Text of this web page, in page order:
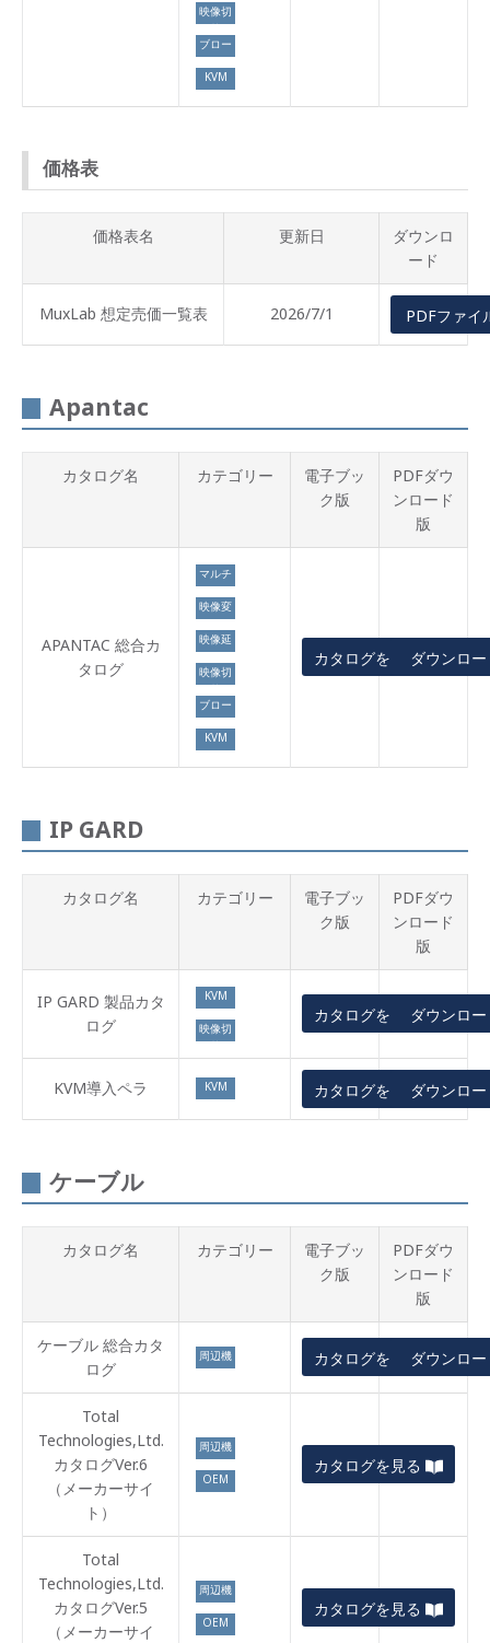
映像切
替
ブロー
ドキャ
スト
KVM
価格表
価格表名 更新日
ダウンロ
ード
MuxLab 想定売価一覧表 2026/7/1 PDFファイ
Apantac
カタログ名 カテゴリー
電子ブッ
ク版
PDFダウ
ンロード
版
APANTAC 総合カ
タログ
マルチ
ディス
プレイ
映像変
換
映像延
長
映像切
替
ブロー
ドキャ
スト
KVM
カタログを見るダウンロ
IP GARD
カタログ名 カテゴリー
電子ブッ
ク版
PDFダウ
ンロード
版
IP GARD 製品カタ
ログ
KVM
映像切
替
カタログを見るダウンロ
KVM導入ペラ KVM カタログを見るダウンロ
ケーブル
カタログ名 カテゴリー
電子ブッ
ク版
PDFダウ
ンロード
版
ケーブル 総合カタ
ログ
周辺機
器
カタログを見るダウンロ
Total
Technologies,Ltd.
カタログVer.6
（メーカーサイ
ト）
周辺機
器
OEM
カタログを見る –
Total
Technologies,Ltd.
カタログVer.5
（メーカーサイ
周辺機
器
OEM
カタログを見る –